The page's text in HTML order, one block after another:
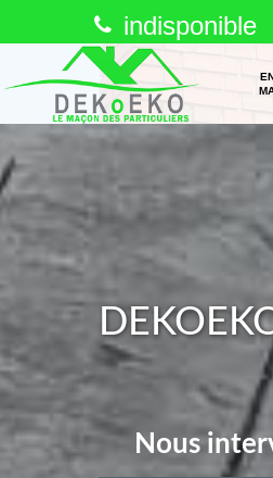
indisponible
Nous